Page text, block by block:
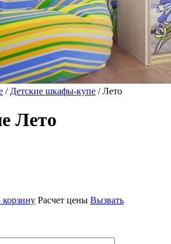
/ Детские шкафы-купе / Лето
Лето
корзину Расчет цены Вызвать